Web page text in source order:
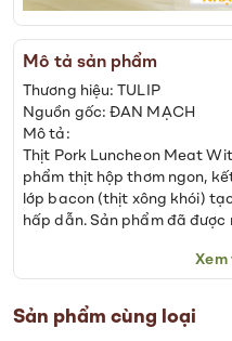
Mô tả sản phẩm
Thương hiệu: TULIP
Nguồn gốc: ĐAN MẠCH
Mô tả:
Thịt Pork Luncheon Meat
phẩm thịt hộp thơm ngon,
lớp bacon (thịt xông khói)
hấp dẫn. Sản phẩm đã
Sự kết hợp giữa thịt heo và
hòa, mùi khói hấp dẫn và kết
Sản phẩm cùng loại